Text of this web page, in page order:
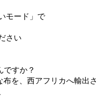
モード」で
さい
ですか？
を、西アフリカへ輸出さ